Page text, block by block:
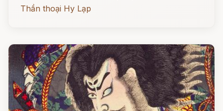
Thần thoại Hy Lạp